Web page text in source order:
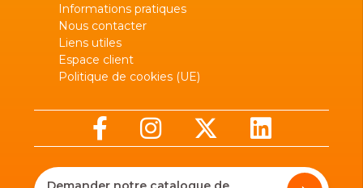
Informations pratiques
Nous contacter
Liens utiles
Espace client
Politique de cookies (UE)